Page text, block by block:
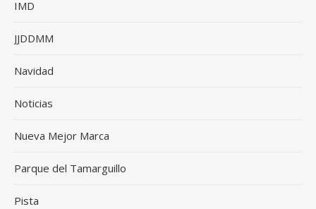
IMD
JJDDMM
Navidad
Noticias
Nueva Mejor Marca
Parque del Tamarguillo
Pista